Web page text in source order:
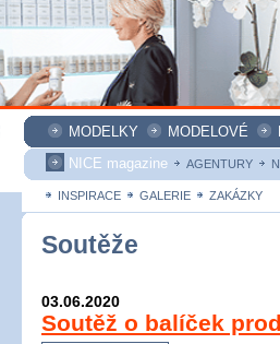
MODELKY MODELOVÉ
NICE magazine
AGENTURY
INSPIRACE GALERIE ZAKÁZKY
Soutěže
03.06.2020
Soutěž o balíček